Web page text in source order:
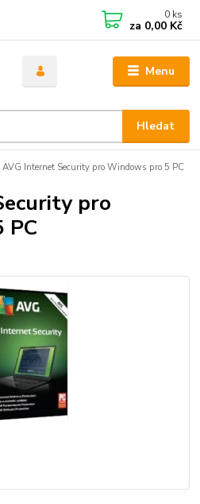
Menu
Hledat
0 ks
za 0,00 Kč
AVG Internet Security pro Windows pro 5 PC
pro
PC